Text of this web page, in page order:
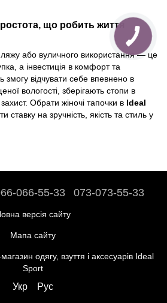
що робить життя
або вуличного використання — це
а інвестиція в комфорт та
змогу відчувати себе впевнено в
вологості, зберігають стопи в
Обрати жіночі тапочки в Ideal
ставку на зручність, якість та стиль у
066-55-33 073-073-55-33
версія сайту
Мапа сайту
одягу, взуття і аксесуарів Ideal
Sport
Укр Рус